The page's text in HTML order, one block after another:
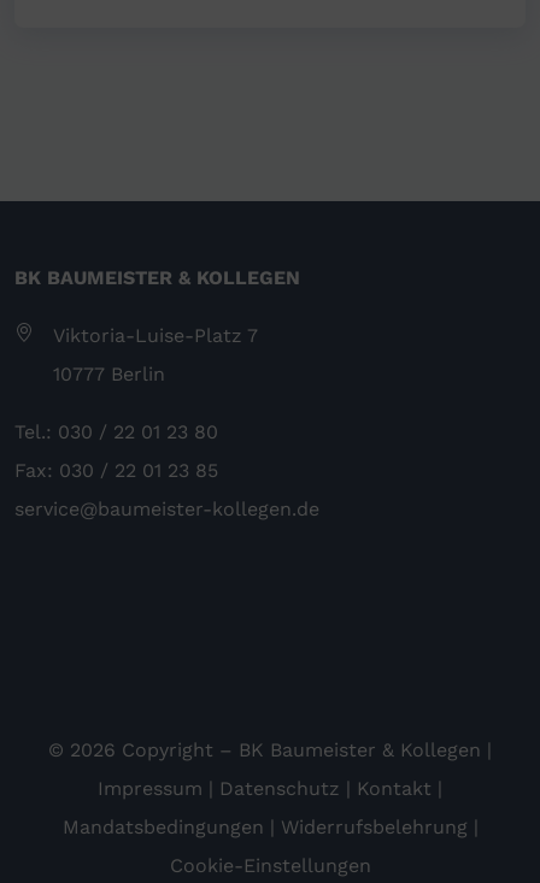
BK BAUMEISTER & KOLLEGEN
Viktoria-Luise-Platz 7
10777 Berlin
Tel.: 030 / 22 01 23 80
Fax: 030 / 22 01 23 85
service@baumeister-kollegen.de
© 2026 Copyright – BK Baumeister & Kollegen |
Impressum | Datenschutz | Kontakt |
Mandatsbedingungen | Widerrufsbelehrung |
Cookie-Einstellungen